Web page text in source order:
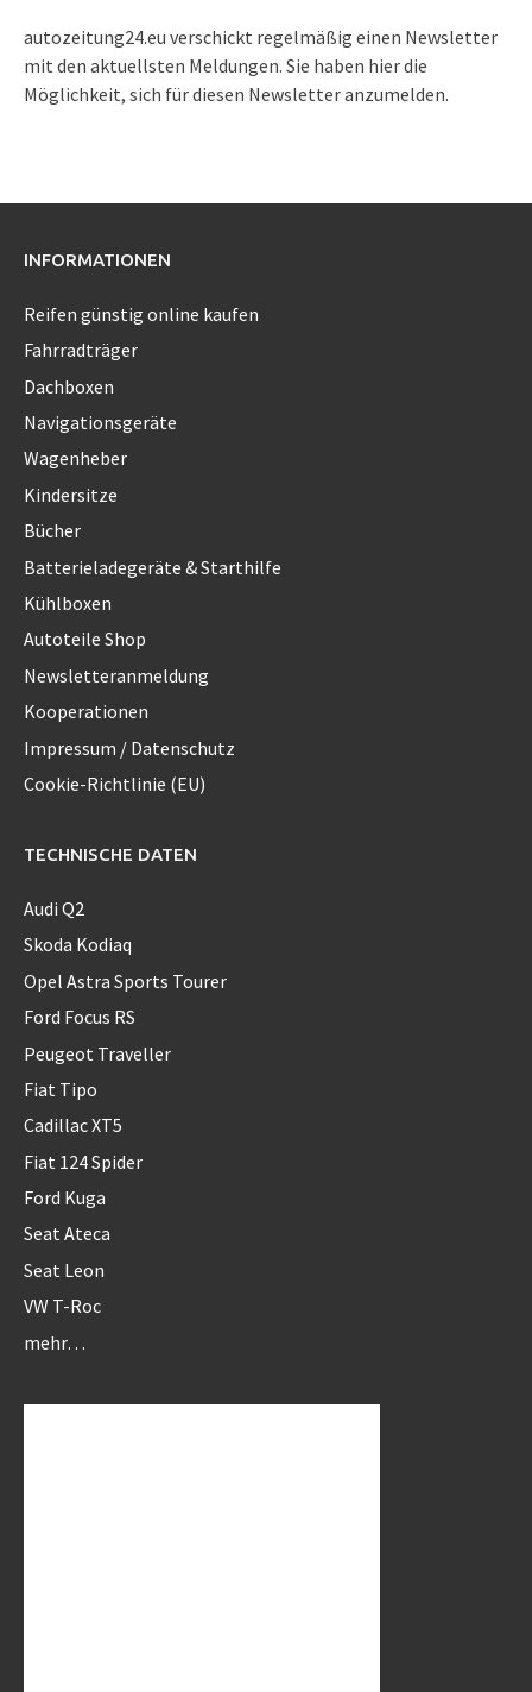
autozeitung24.eu verschickt regelmäßig einen Newsletter
mit den aktuellsten Meldungen. Sie haben hier die
Möglichkeit, sich für diesen Newsletter anzumelden.
INFORMATIONEN
Reifen günstig online kaufen
Fahrradträger
Dachboxen
Navigationsgeräte
Wagenheber
Kindersitze
Bücher
Batterieladegeräte & Starthilfe
Kühlboxen
Autoteile Shop
Newsletteranmeldung
Kooperationen
Impressum / Datenschutz
Cookie-Richtlinie (EU)
TECHNISCHE DATEN
Audi Q2
Skoda Kodiaq
Opel Astra Sports Tourer
Ford Focus RS
Peugeot Traveller
Fiat Tipo
Cadillac XT5
Fiat 124 Spider
Ford Kuga
Seat Ateca
Seat Leon
VW T-Roc
mehr…